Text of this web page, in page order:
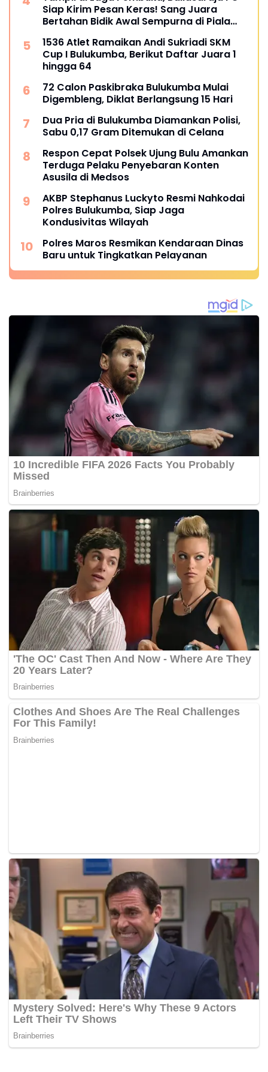
Siap Kirim Pesan Keras! Sang Juara
Bertahan Bidik Awal Sempurna di Piala
1536 Atlet Ramaikan Andi Sukriadi SKM
Cup I Bulukumba, Berikut Daftar Juara 1
hingga 64
72 Calon Paskibraka Bulukumba Mulai
Digembleng, Diklat Berlangsung 15 Hari
Dua Pria di Bulukumba Diamankan Polisi,
Sabu 0,17 Gram Ditemukan di Celana
Respon Cepat Polsek Ujung Bulu Amankan
Terduga Pelaku Penyebaran Konten
Asusila di Medsos
AKBP Stephanus Luckyto Resmi Nahkodai
Polres Bulukumba, Siap Jaga
Kondusivitas Wilayah
Polres Maros Resmikan Kendaraan Dinas
Baru untuk Tingkatkan Pelayanan